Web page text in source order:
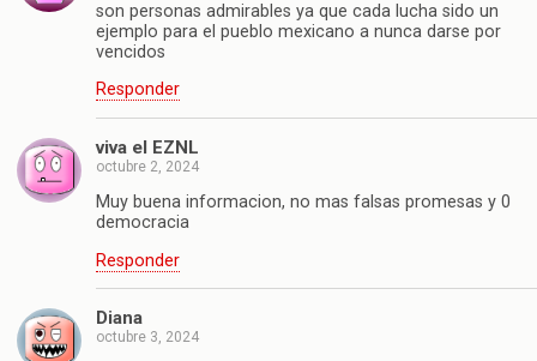
son personas admirables ya que cada lucha sido un
ejemplo para el pueblo mexicano a nunca darse por
vencidos
Responder
viva el EZNL
octubre 2, 2024
Muy buena informacion, no mas falsas promesas y 0
democracia
Responder
Diana
octubre 3, 2024